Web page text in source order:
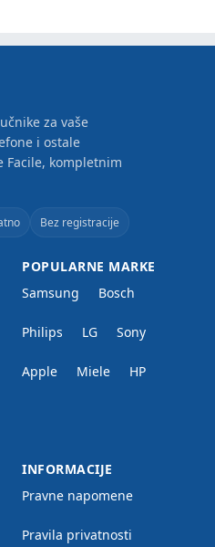
za vaše
i ostale
Facile, kompletnim
Bez registracije
POPULARNE MARKE
Samsung
Bosch
Philips LG Sony
Apple Miele HP
INFORMACIJE
Pravne napomene
Pravila privatnosti